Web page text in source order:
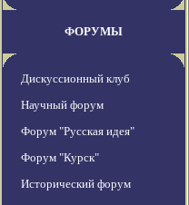
ФОРУМЫ
Дискуссионный клуб
Научный форум
Форум "Русская идея"
Форум "Курск"
Исторический форум